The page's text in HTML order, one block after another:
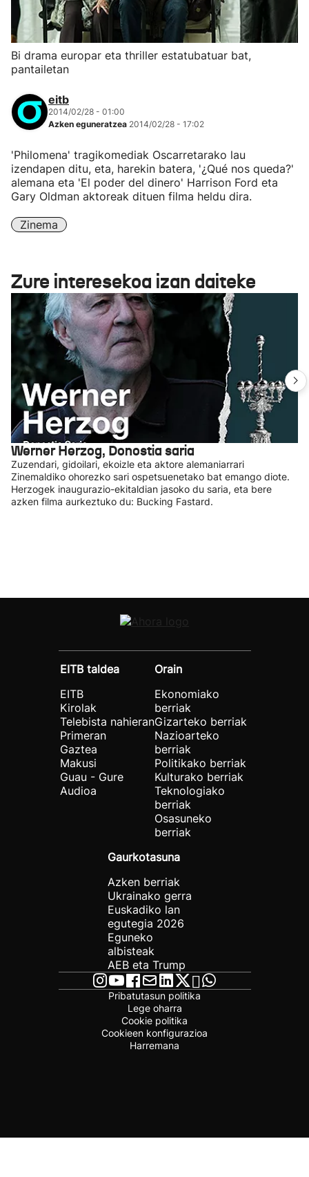
Bi drama europar eta thriller estatubatuar bat,
pantailetan
eitb
2014/02/28 - 01:00
Azken eguneratzea 2014/02/28 - 17:02
'Philomena' tragikomediak Oscarretarako lau
izendapen ditu, eta, harekin batera, '¿Qué nos queda?'
alemana eta 'El poder del dinero' Harrison Ford eta
Gary Oldman aktoreak dituen filma heldu dira.
Zinema
Zure interesekoa izan daiteke
Werner Herzog, Donostia saria
Zuzendari, gidoilari, ekoizle eta aktore alemaniarrari
Zinemaldiko ohorezko sari ospetsuenetako bat emango diote.
Herzogek inaugurazio-ekitaldian jasoko du saria, eta bere
azken filma aurkeztuko du: Bucking Fastard.
EITB taldea
EITB
Kirolak
Telebista nahieran
Primeran
Gaztea
Makusi
Guau - Gure
Audioa
Orain
Ekonomiako
berriak
Gizarteko berriak
Nazioarteko
berriak
Politikako berriak
Kulturako berriak
Teknologiako
berriak
Osasuneko
berriak
Gaurkotasuna
Azken berriak
Ukrainako gerra
Euskadiko lan
egutegia 2026
Eguneko
albisteak
AEB eta Trump
Pribatutasun politika
Lege oharra
Cookie politika
Cookieen konfigurazioa
Harremana